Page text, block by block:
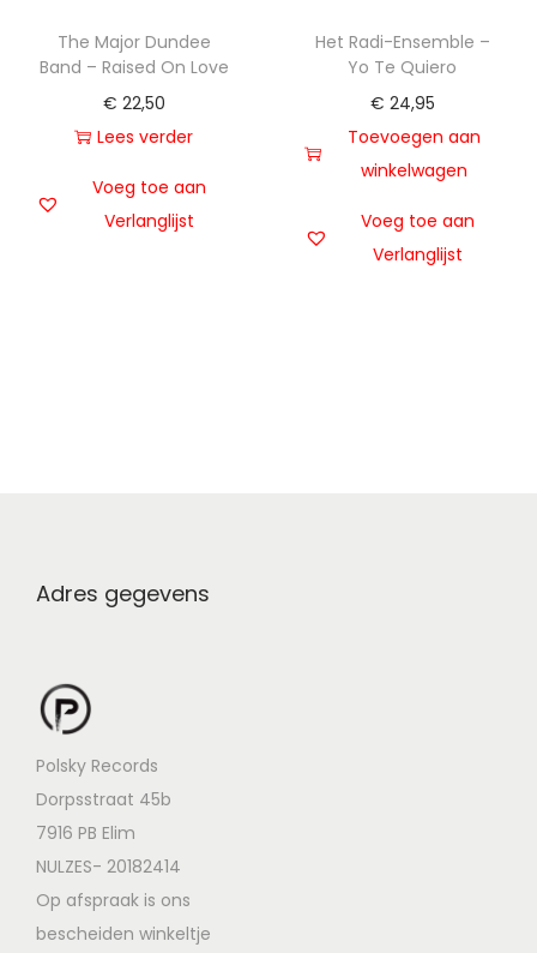
The Major Dundee
Band – Raised On Love
€ 22,50
Lees verder
Voeg toe aan
Verlanglijst
Het Radi-Ensemble –
Yo Te Quiero
€ 24,95
Toevoegen aan
winkelwagen
Voeg toe aan
Verlanglijst
Adres gegevens
Polsky Records
Dorpsstraat 45b
7916 PB Elim
NULZES- 20182414
Op afspraak is ons
bescheiden winkeltje